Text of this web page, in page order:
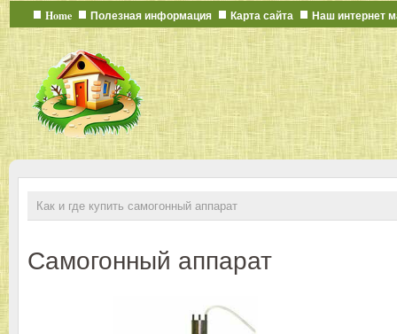
Как и где купить самогонный аппарат
Самогонный аппарат
Home Полезная информация Карта сайта Наш интернет